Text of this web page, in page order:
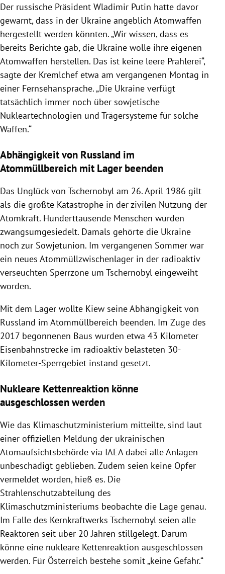
Der russische Präsident Wladimir Putin hatte davor
gewarnt, dass in der Ukraine angeblich Atomwaffen
hergestellt werden könnten. „Wir wissen, dass es
bereits Berichte gab, die Ukraine wolle ihre eigenen
Atomwaffen herstellen. Das ist keine leere Prahlerei“,
sagte der Kremlchef etwa am vergangenen Montag in
einer Fernsehansprache. „Die Ukraine verfügt
tatsächlich immer noch über sowjetische
Nukleartechnologien und Trägersysteme für solche
Waffen.“
Abhängigkeit von Russland im
Atommüllbereich mit Lager beenden
Das Unglück von Tschernobyl am 26. April 1986 gilt
als die größte Katastrophe in der zivilen Nutzung der
Atomkraft. Hunderttausende Menschen wurden
zwangsumgesiedelt. Damals gehörte die Ukraine
noch zur Sowjetunion. Im vergangenen Sommer war
ein neues Atommüllzwischenlager in der radioaktiv
verseuchten Sperrzone um Tschernobyl eingeweiht
worden.
Mit dem Lager wollte Kiew seine Abhängigkeit von
Russland im Atommüllbereich beenden. Im Zuge des
2017 begonnenen Baus wurden etwa 43 Kilometer
Eisenbahnstrecke im radioaktiv belasteten 30-
Kilometer-Sperrgebiet instand gesetzt.
Nukleare Kettenreaktion könne
ausgeschlossen werden
Wie das Klimaschutzministerium mitteilte, sind laut
einer offiziellen Meldung der ukrainischen
Atomaufsichtsbehörde via IAEA dabei alle Anlagen
unbeschädigt geblieben. Zudem seien keine Opfer
vermeldet worden, hieß es. Die
Strahlenschutzabteilung des
Klimaschutzministeriums beobachte die Lage genau.
Im Falle des Kernkraftwerks Tschernobyl seien alle
Reaktoren seit über 20 Jahren stillgelegt. Darum
könne eine nukleare Kettenreaktion ausgeschlossen
werden. Für Österreich bestehe somit „keine Gefahr.“